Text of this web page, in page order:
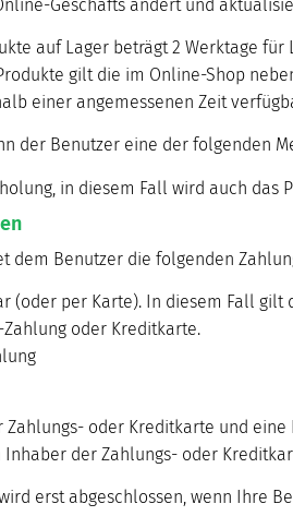
Geschäfts ändert und
auf Lager beträgt 2 Werktage
gilt die im Online-Shop
einer angemessenen Zeit
der Benutzer eine der folgenden
in diesem Fall wird auch das
dem Benutzer die folgenden
(oder per Karte). In diesem Fall gilt
oder Kreditkarte.
Zahlungs- oder Kreditkarte und
der Zahlungs- oder
erst abgeschlossen, wenn Ihre